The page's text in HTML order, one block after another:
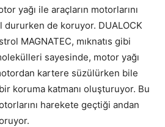
yağı ile araçların motorlarını
dururken de koruyor. DUALOCK
MAGNATEC, mıknatıs gibi
sayesinde, motor yağı
kartere süzülürken bile
koruma katmanı oluşturuyor. Bu
harekete geçtiği andan